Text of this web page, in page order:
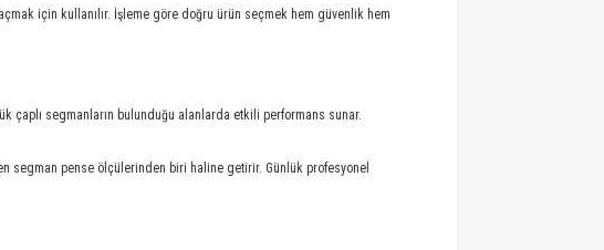
için kullanılır. İşleme göre doğru ürün seçmek hem güvenlik hem
çaplı segmanların bulunduğu alanlarda etkili performans sunar.
segman pense ölçülerinden biri haline getirir. Günlük profesyonel